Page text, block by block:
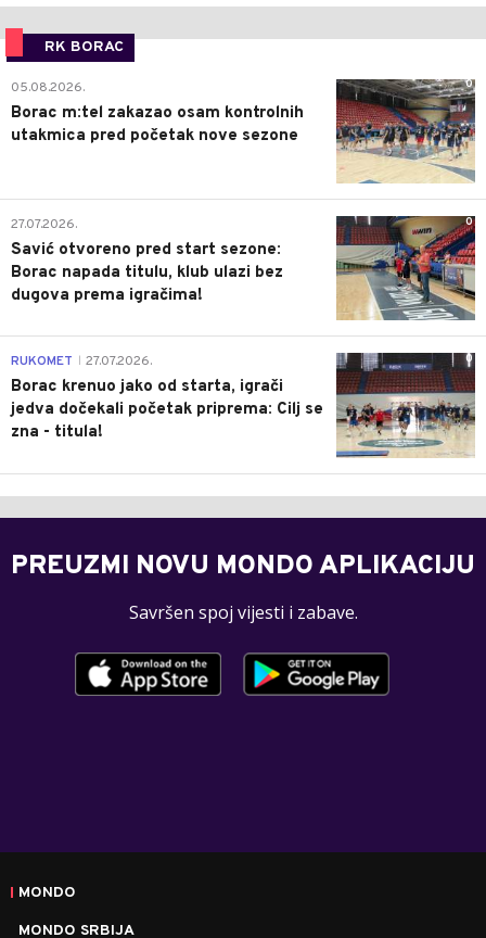
RK BORAC
0
05.08.2026.
Borac m:tel zakazao osam kontrolnih
utakmica pred početak nove sezone
0
27.07.2026.
Savić otvoreno pred start sezone:
Borac napada titulu, klub ulazi bez
dugova prema igračima!
0
RUKOMET 27.07.2026.
Borac krenuo jako od starta, igrači
jedva dočekali početak priprema: Cilj se
zna - titula!
PREUZMI NOVU MONDO APLIKACIJU
Savršen spoj vijesti i zabave.
MONDO
MONDO SRBIJA